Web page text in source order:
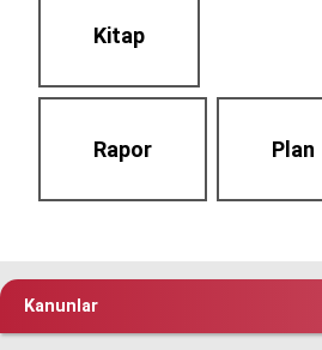
Kitap
Rapor Plan
Kanunlar